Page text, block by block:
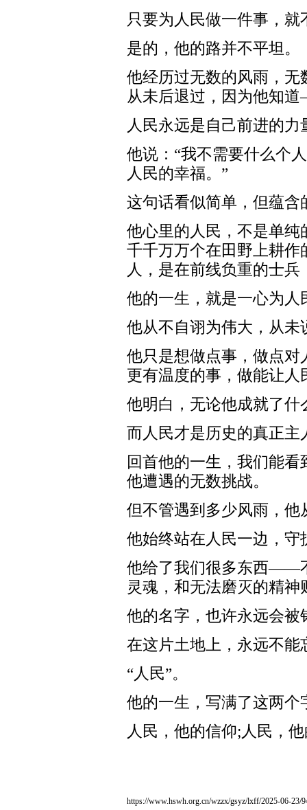
只要为人民做一件事，就
是的，他的路并不平坦。
他经历过无数的风雨，
从未后退过，因为他知
人民永远是自己前进的力
他说：“我不需要什么个
人民的幸福。”
这句话看似简单，但蕴含
他心里的人民，不是单
千千万万个在田野上耕
人，是在前线负重的士
他的一生，就是一心为
他从不自诩为伟大，从未
他只是想做点事，做点
更有温度的事，做能让
他明白，无论他成就了
而人民才是历史的真正主
回首他的一生，我们能
他遭遇的无数挑战。
但不管遇到多少风雨，
他始终站在人民一边，
他给了我们很多东西——
灵魂，和无法磨灭的精神
他的名字，也许永远会
在这片土地上，永远不能
“人民”。
他的一生，写满了这两个
人民，他的信仰;人民，
https://www.hswh.org.cn/wzzx/gsyz/lxff/2025-06-23/